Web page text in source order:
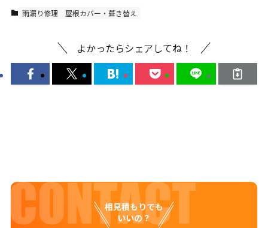
雨漏り修理 屋根カバー・葺き替え
よかったらシェアしてね！
相見積もりでも
いいの？